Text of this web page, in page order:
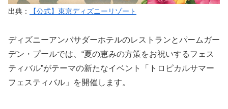
出典： 【公式】東京ディズニーリゾート
ディズニーアンバサダーホテルのレストランとパームガー
デン・プールでは、“夏の恵みの方策をお祝いするフェス
ティバル”がテーマの新たなイベント「トロピカルサマー
フェスティバル」を開催します。